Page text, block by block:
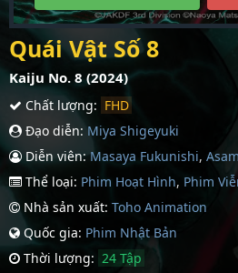
Quái Vật Số 8
Kaiju No. 8 (2024)
Chất lượng: FHD
Đạo diễn: Miya Shigeyuki
Diễn viên: Masaya Fukunishi,
Thể loại: Phim Hoạt Hình, Phim
Nhà sản xuất: Toho Animation
Quốc gia: Phim Nhậ­t Bản
Thời lượng: 24 Tập